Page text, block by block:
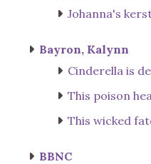
Johanna's
Bayron, Kalynn
Cinderella is
This poison
This wicked
BBNC